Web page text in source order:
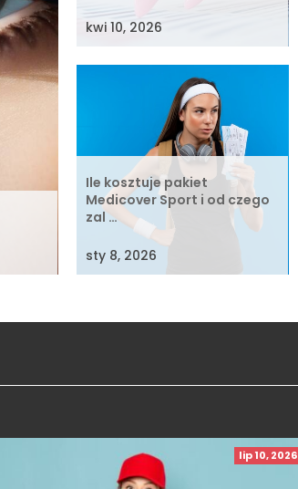
kwi 10, 2026
Ile kosztuje pakiet
Medicover Sport i od czego
zal …
sty 8, 2026
lip 10, 2026